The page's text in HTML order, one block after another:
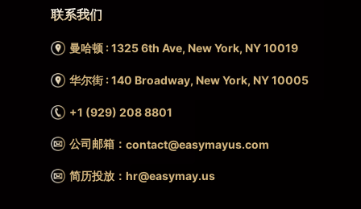
联系我们
曼哈顿 : 1325 6th Ave, New York, NY 10019
华尔街 : 140 Broadway, New York, NY 10005
+1 (929) 208 8801
公司邮箱：contact@easymayus.com
简历投放：hr@easymay.us